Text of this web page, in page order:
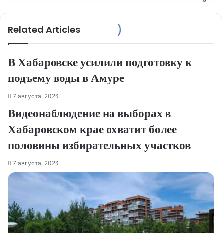
Related Articles
В Хабаровске усилили подготовку к
подъему воды в Амуре
7 августа, 2026
Видеонаблюдение на выборах в
Хабаровском крае охватит более
половины избирательных участков
7 августа, 2026